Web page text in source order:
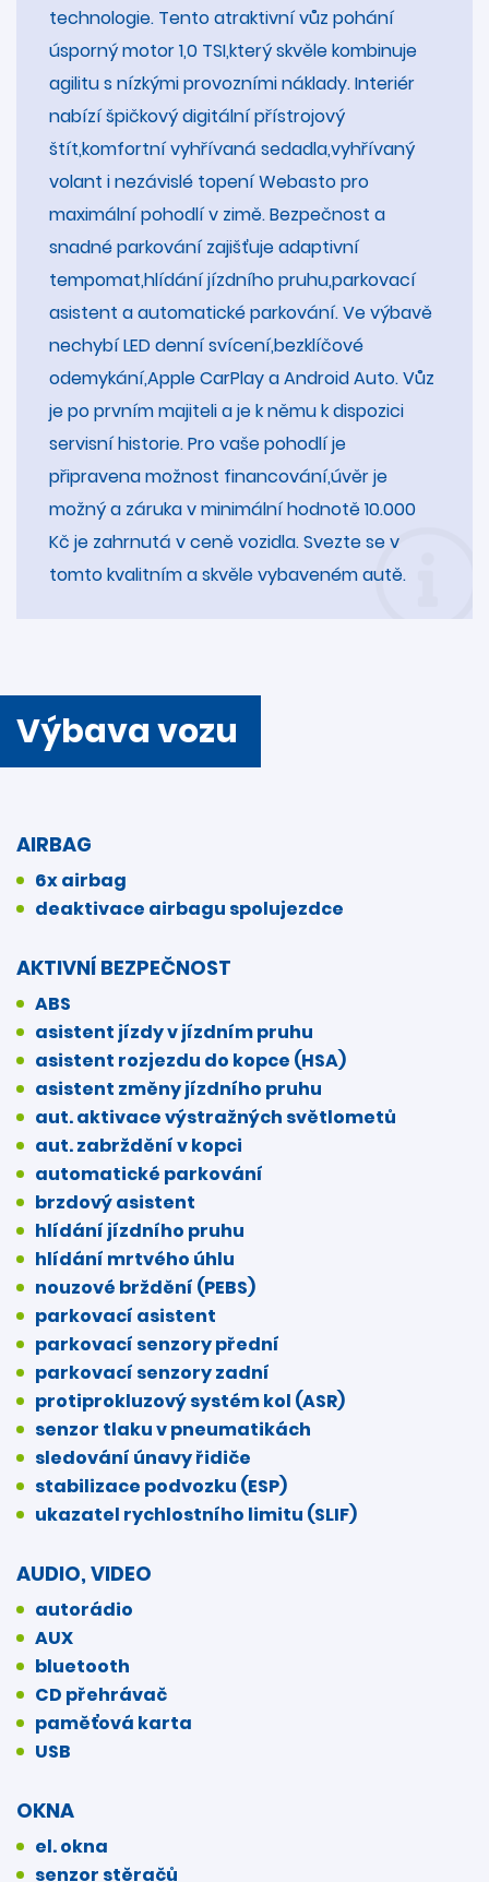
technologie. Tento atraktivní vůz pohání
úsporný motor 1,0 TSI,který skvěle kombinuje
agilitu s nízkými provozními náklady. Interiér
nabízí špičkový digitální přístrojový
štít,komfortní vyhřívaná sedadla,vyhřívaný
volant i nezávislé topení Webasto pro
maximální pohodlí v zimě. Bezpečnost a
snadné parkování zajišťuje adaptivní
tempomat,hlídání jízdního pruhu,parkovací
asistent a automatické parkování. Ve výbavě
nechybí LED denní svícení,bezklíčové
odemykání,Apple CarPlay a Android Auto. Vůz
je po prvním majiteli a je k němu k dispozici
servisní historie. Pro vaše pohodlí je
připravena možnost financování,úvěr je
možný a záruka v minimální hodnotě 10.000
Kč je zahrnutá v ceně vozidla. Svezte se v
tomto kvalitním a skvěle vybaveném autě.
Výbava vozu
AIRBAG
6x airbag
deaktivace airbagu spolujezdce
AKTIVNÍ BEZPEČNOST
ABS
asistent jízdy v jízdním pruhu
asistent rozjezdu do kopce (HSA)
asistent změny jízdního pruhu
aut. aktivace výstražných světlometů
aut. zabrždění v kopci
automatické parkování
brzdový asistent
hlídání jízdního pruhu
hlídání mrtvého úhlu
nouzové brždění (PEBS)
parkovací asistent
parkovací senzory přední
parkovací senzory zadní
protiprokluzový systém kol (ASR)
senzor tlaku v pneumatikách
sledování únavy řidiče
stabilizace podvozku (ESP)
ukazatel rychlostního limitu (SLIF)
AUDIO, VIDEO
autorádio
AUX
bluetooth
CD přehrávač
paměťová karta
USB
OKNA
el. okna
senzor stěračů